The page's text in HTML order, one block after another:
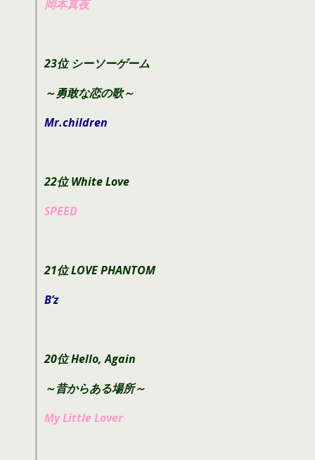
岡本真夜
23位 シーソーゲーム
～勇敢な恋の歌～
Mr.children
22位 White Love
SPEED
21位 LOVE PHANTOM
B’z
20位 Hello, Again
～昔からある場所～
My Little Lover